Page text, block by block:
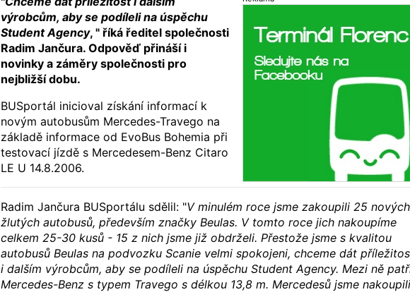
výrobcům, aby se podíleli na úspěchu
Student Agency, " říká ředitel společnosti
Radim Jančura. Odpověď přináší i
novinky a záměry společnosti pro
nejbližší dobu.
BUSportál inicioval získání informací k
novým autobusům Mercedes-Travego na
základě informace od EvoBus Bohemia při
testovací jízdě s Mercedesem-Benz Citaro
LE U 14.8.2006.
Radim Jančura BUSportálu sdělil: "V minulém roce jsme zakoupili 25 nových
žlutých autobusů, především značky Beulas. V tomto roce jich nakoupíme
celkem 25-30 kusů - 15 z nich jsme již obdrželi. Přestože jsme s kvalitou
autobusů Beulas na podvozku Scanie velmi spokojeni, chceme dát
i dalším výrobcům, aby se podíleli na úspěchu Student Agency. Mezi ně
Mercedes-Benz s typem Travego s délkou 13,8 m. Mercedesů jsme nakoupili